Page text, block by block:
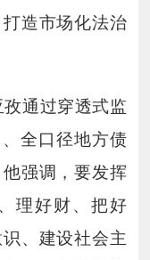
造市场化法治
孜通过穿透式监
全口径地方债
强调，要发挥
理好财、把好
、建设社会主